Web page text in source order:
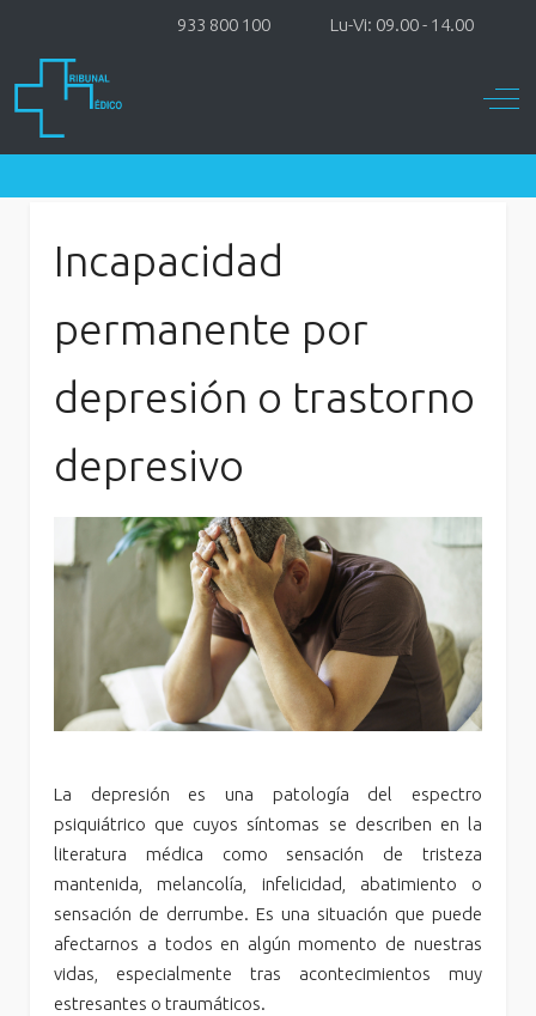
933 800 100 Lu-Vi: 09.00 - 14.00
Off-
Incapacidad
permanente por
depresión o trastorno
depresivo
La depresión es una patología del espectro
psiquiátrico que cuyos síntomas se describen en la
literatura médica como sensación de tristeza
mantenida, melancolía, infelicidad, abatimiento o
sensación de derrumbe. Es una situación que puede
afectarnos a todos en algún momento de nuestras
vidas, especialmente tras acontecimientos muy
estresantes o traumáticos.